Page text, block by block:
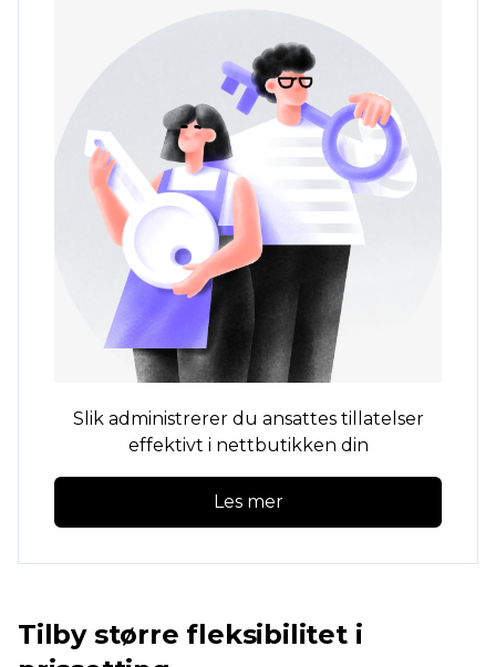
Slik administrerer du ansattes tillatelser
effektivt i nettbutikken din
Les mer
Tilby større fleksibilitet i